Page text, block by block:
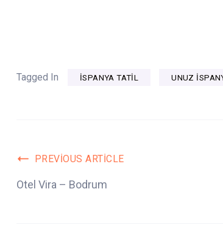
Tagged In ISPANYA TATIL UNUZ
Post
PREVIOUS ARTICLE
Otel Vira – Bodrum